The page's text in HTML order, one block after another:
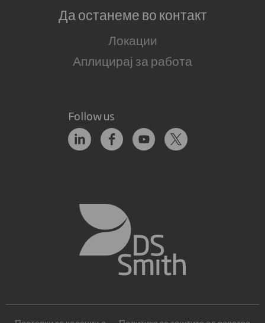
Да останеме во контакт
Локации
Аплицирај за работа
Follow us